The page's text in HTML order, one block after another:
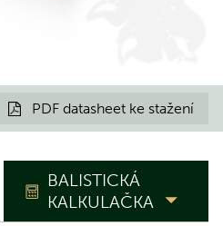
 PDF datasheet ke stažení
BALISTICKÁ
KALKULAČKA